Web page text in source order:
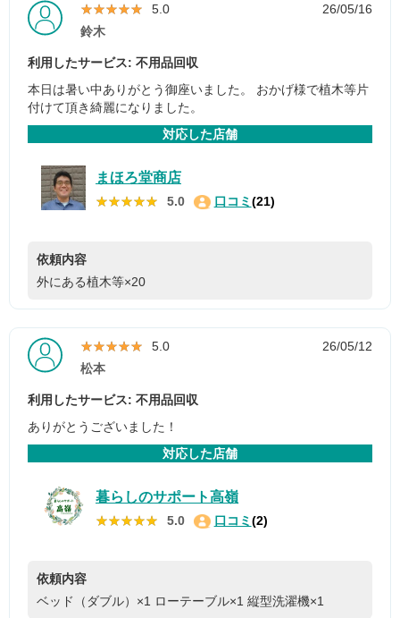
★★★★★
★★★★★ 5.0
26/05/16
鈴木
利用したサービス: 不用品回収
本日は暑い中ありがとう御座いました。 おかげ様で植木等片
付けて頂き綺麗になりました。
対応した店舗
まほろ堂商店
★★★★★
★★★★★ 5.0 口コミ (21)
依頼内容
外にある植木等×20
★★★★★
★★★★★ 5.0
26/05/12
松本
利用したサービス: 不用品回収
ありがとうございました！
対応した店舗
暮らしのサポート高嶺
★★★★★
★★★★★ 5.0 口コミ (2)
依頼内容
ベッド（ダブル）×1 ローテーブル×1 縦型洗濯機×1